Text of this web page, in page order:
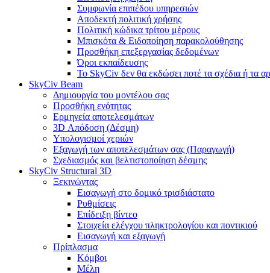
Συμφωνία επιπέδου υπηρεσιών
Αποδεκτή πολιτική χρήσης
Πολιτική κώδικα τρίτου μέρους
Μπισκότα & Ειδοποίηση παρακολούθησης
Προσθήκη επεξεργασίας δεδομένων
Όροι εκπαίδευσης
Το SkyCiv δεν θα εκδώσει ποτέ τα σχέδια ή τα
SkyCiv Beam
Δημιουργία του μοντέλου σας
Προσθήκη ενότητας
Ερμηνεία αποτελεσμάτων
3D Απόδοση (Δέσμη)
Υπολογισμοί χεριών
Εξαγωγή των αποτελεσμάτων σας (Παραγωγή)
Σχεδιασμός και βελτιστοποίηση δέσμης
SkyCiv Structural 3D
Ξεκινώντας
Εισαγωγή στο δομικό τρισδιάστατο
Ρυθμίσεις
Επίδειξη βίντεο
Στοιχεία ελέγχου πληκτρολογίου και ποντικιού
Εισαγωγή και εξαγωγή
Πρίπλασμα
Κόμβοι
Μέλη